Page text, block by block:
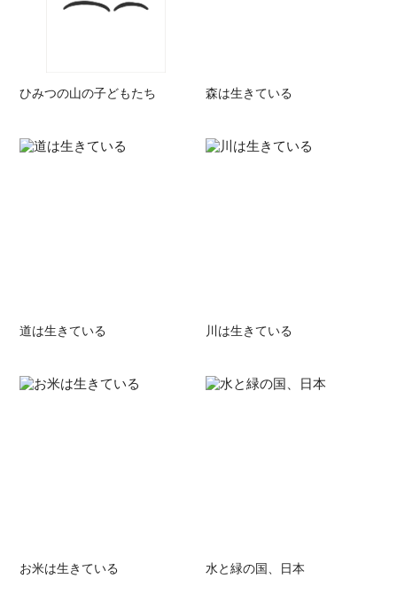
ひみつの山の子どもたち 森は生きている
道は生きている 川は生きている
お米は生きている 水と緑の国、日本